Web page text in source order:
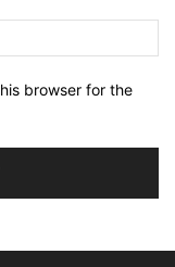
browser for the